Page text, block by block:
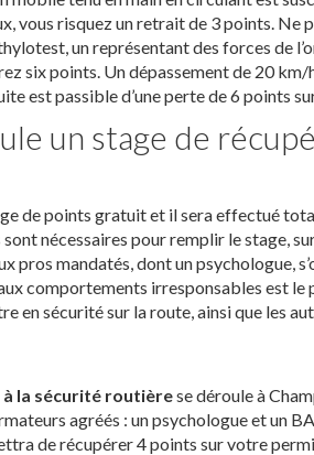
vous risquez un retrait de 3 points. Ne
un représentant des forces de
six points. Un dépassement de 20
est passible d’une perte de 6 points
un stage de
de points gratuit et il sera effectué
sont nécessaires pour remplir le stage,
pros mandatés, dont un psychologue,
comportements irresponsables est
en sécurité sur la route, ainsi que les
la sécurité routièrese déroule à
agréés : un psychologue et un
de récupérer 4 points sur votre